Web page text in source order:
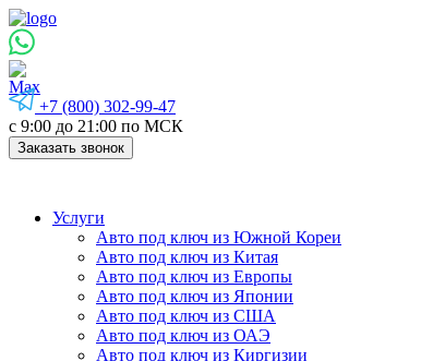
+7 (800) 302-99-47
с 9:00 до 21:00 по МСК
Заказать звонок
Услуги
Авто под ключ из Южной Кореи
Авто под ключ из Китая
Авто под ключ из Европы
Авто под ключ из Японии
Авто под ключ из США
Авто под ключ из ОАЭ
Авто под ключ из Киргизии